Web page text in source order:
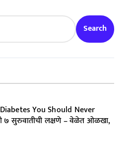
Search
You Should Never
७ सुरुवातीची लक्षणे – वेळेत ओळखा,